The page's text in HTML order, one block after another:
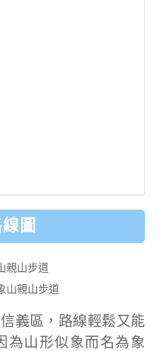
圖
義區，路線輕鬆又能
為山形似象而名為象